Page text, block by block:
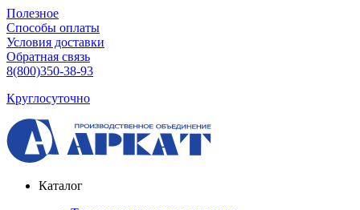
Полезное
Способы оплаты
Условия доставки
Обратная связь
8(800)350-38-93
Круглосуточно
Каталог